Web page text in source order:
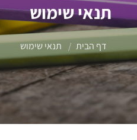
תנאי שימוש
דף הבית תנאי שימוש